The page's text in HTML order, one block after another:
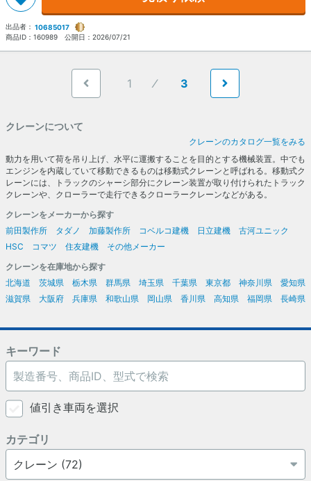
出品者： 10685017
商品ID： 160989 公開日： 2026/07/21
1 3
クレーンについて
クレーンのカタログ一覧をみる
動力を用いて荷を吊り上げ、水平に運搬することを目的とする機械装置。中でも
エンジンを内蔵していて移動できるものは移動式クレーンと呼ばれる。移動式ク
レーンには、トラックのシャーシ部分にクレーン装置が取り付けられたトラック
クレーンや、クローラーで走行できるクローラークレーンなどがある。
クレーンをメーカーから探す
前田製作所
タダノ 加藤製作所 コベルコ建機 日立建機
古河ユニック
HSC
コマツ 住友建機
その他メーカー
クレーンを在庫地から探す
北海道
茨城県 栃木県 群馬県 埼玉県 千葉県 東京都 神奈川県
愛知県
滋賀県
大阪府 兵庫県 和歌山県 岡山県 香川県 高知県 福岡県 長崎県
キーワード
値引き車両を選択
カテゴリ